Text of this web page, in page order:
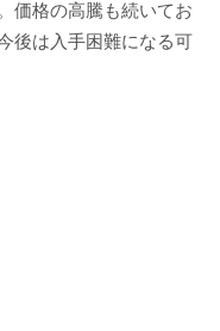
価格の高騰も続いてお
後は入手困難になる可